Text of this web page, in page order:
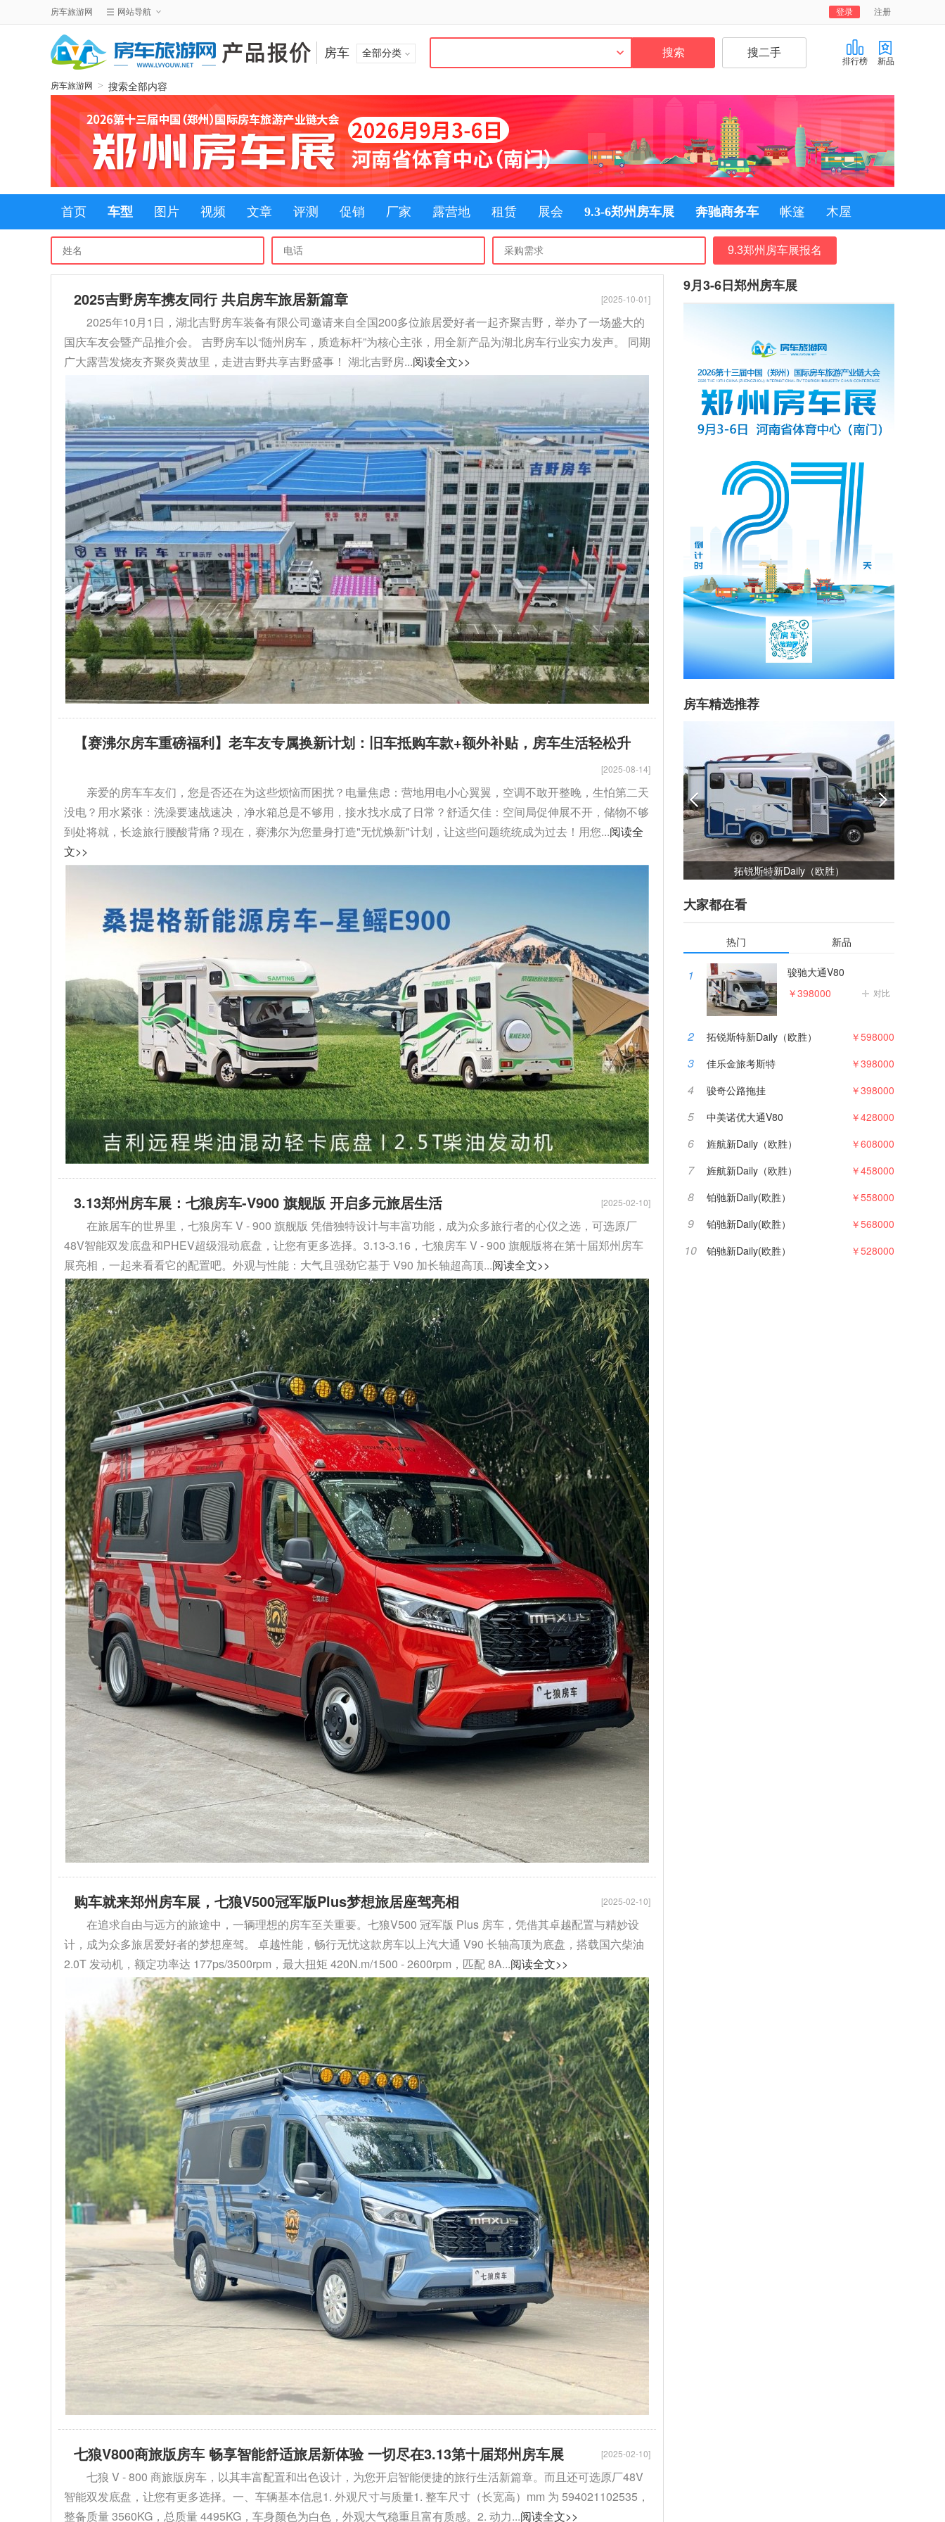
注册
登录
房车旅游网 网站导航
排行榜 新品
房车 全部分类
房车旅游网 > 搜索全部内容
首页 车型 图片 视频 文章 评测 促销 厂家 露营地 租赁 展会 9.3-6郑州房车展 奔驰商务车 帐篷 木屋
9.3郑州房车展报名
2025吉野房车携友同行 共启房车旅居新篇章 [2025-10-01]
2025年10月1日，湖北吉野房车装备有限公司邀请来自全国200多位旅居爱好者一起齐聚吉野，举办了一场盛大的
国庆车友会暨产品推介会。 吉野房车以“随州房车，质造标杆”为核心主张，用全新产品为湖北房车行业实力发声。 同期
广大露营发烧友齐聚炎黄故里，走进吉野共享吉野盛事！ 湖北吉野房...阅读全文>>
【赛沸尔房车重磅福利】老车友专属换新计划：旧车抵购车款+额外补贴，房车生活轻松升
[2025-08-14]
亲爱的房车车友们，您是否还在为这些烦恼而困扰？电量焦虑：营地用电小心翼翼，空调不敢开整晚，生怕第二天
没电？用水紧张：洗澡要速战速决，净水箱总是不够用，接水找水成了日常？舒适欠佳：空间局促伸展不开，储物不够
到处将就，长途旅行腰酸背痛？现在，赛沸尔为您量身打造"无忧焕新"计划，让这些问题统统成为过去！用您...阅读全
文>>
3.13郑州房车展：七狼房车-V900 旗舰版 开启多元旅居生活 [2025-02-10]
在旅居车的世界里，七狼房车 V - 900 旗舰版 凭借独特设计与丰富功能，成为众多旅行者的心仪之选，可选原厂
48V智能双发底盘和PHEV超级混动底盘，让您有更多选择。3.13-3.16，七狼房车 V - 900 旗舰版将在第十届郑州房车
展亮相，一起来看看它的配置吧。外观与性能：大气且强劲它基于 V90 加长轴超高顶...阅读全文>>
购车就来郑州房车展，七狼V500冠军版Plus梦想旅居座驾亮相 [2025-02-10]
在追求自由与远方的旅途中，一辆理想的房车至关重要。七狼V500 冠军版 Plus 房车，凭借其卓越配置与精妙设
计，成为众多旅居爱好者的梦想座驾。 卓越性能，畅行无忧这款房车以上汽大通 V90 长轴高顶为底盘，搭载国六柴油
2.0T 发动机，额定功率达 177ps/3500rpm，最大扭矩 420N.m/1500 - 2600rpm，匹配 8A...阅读全文>>
七狼V800商旅版房车 畅享智能舒适旅居新体验 一切尽在3.13第十届郑州房车展 [2025-02-10]
七狼 V - 800 商旅版房车，以其丰富配置和出色设计，为您开启智能便捷的旅行生活新篇章。而且还可选原厂48V
智能双发底盘，让您有更多选择。一、车辆基本信息1. 外观尺寸与质量1. 整车尺寸（长宽高）mm 为 594021102535，
整备质量 3560KG，总质量 4495KG，车身颜色为白色，外观大气稳重且富有质感。2. 动力...阅读全文>>
9月3-6日郑州房车展
房车精选推荐
佳乐金旅考斯特
大家都在看
热门 新品
1 骏驰大通V80
对比
￥398000
2 拓锐斯特新Daily（欧胜） ￥598000
3 佳乐金旅考斯特 ￥398000
4 骏奇公路拖挂 ￥398000
5 中美诺优大通V80 ￥428000
6 旌航新Daily（欧胜） ￥608000
7 旌航新Daily（欧胜） ￥458000
8 铂驰新Daily(欧胜） ￥558000
9 铂驰新Daily(欧胜） ￥568000
10 铂驰新Daily(欧胜） ￥528000